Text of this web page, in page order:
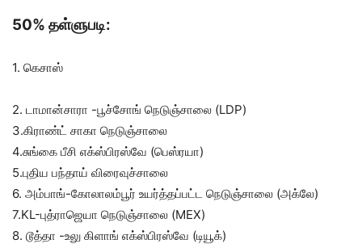
50% தள்ளுபடி:
1. கெசாஸ்
2. டாமான்சாரா -பூச்சோங் நெடுஞ்சாலை (LDP)
3.கிராண்ட் சாகா நெடுஞ்சாலை
4.சுங்கை பீசி எக்ஸ்பிரஸ்வே (பெஸ்ரயா)
5.புதிய பந்தாய் விரைவுச்சாலை
6. அம்பாங்-கோலாலம்பூர் உயர்த்தப்பட்ட நெடுஞ்சாலை (அக்லே)
7.KL-புத்ராஜெயா நெடுஞ்சாலை (MEX)
8. டூத்தா -உலு கிளாங் எக்ஸ்பிரஸ்வே (டியூக்)